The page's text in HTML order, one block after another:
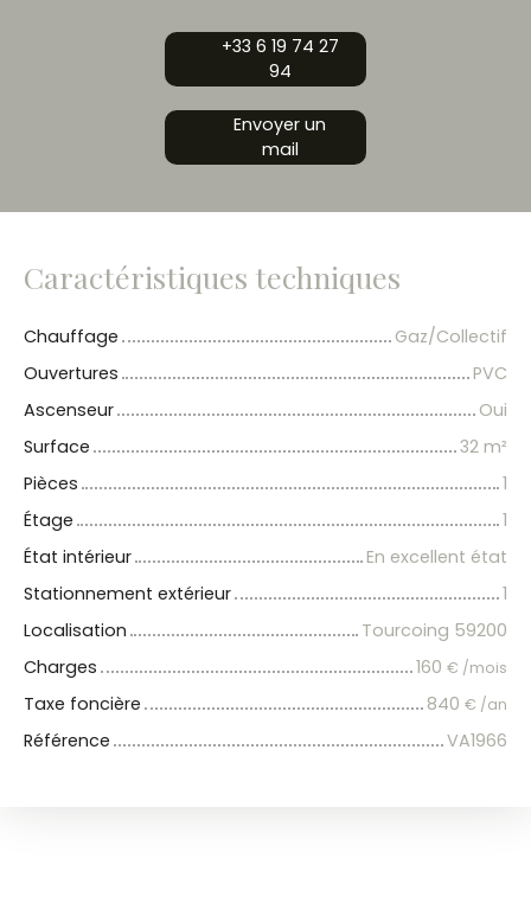
+33 6 19 74 27
94
Envoyer un
mail
Caractéristiques techniques
Chauffage
Gaz/Collectif
Ouvertures
PVC
Ascenseur
Oui
Surface
32 m²
Pièces
1
Étage
1
État intérieur
En excellent état
Stationnement extérieur
1
Localisation
Tourcoing 59200
Charges
160 € /mois
Taxe foncière 840 € /an
Référence VA1966